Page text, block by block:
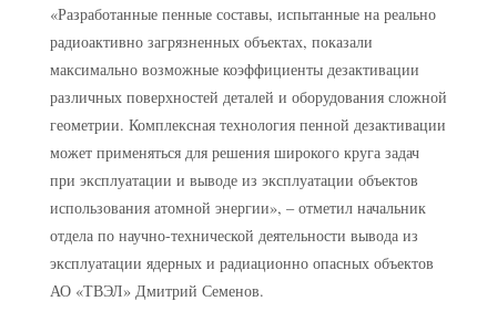
«Разработанные пенные составы, испытанные на реально
радиоактивно загрязненных объектах, показали
максимально возможные коэффициенты дезактивации
различных поверхностей деталей и оборудования сложной
геометрии. Комплексная технология пенной дезактивации
может применяться для решения широкого круга задач
при эксплуатации и выводе из эксплуатации объектов
использования атомной энергии», – отметил начальник
отдела по научно-технической деятельности вывода из
эксплуатации ядерных и радиационно опасных объектов
АО «ТВЭЛ» Дмитрий Семенов.